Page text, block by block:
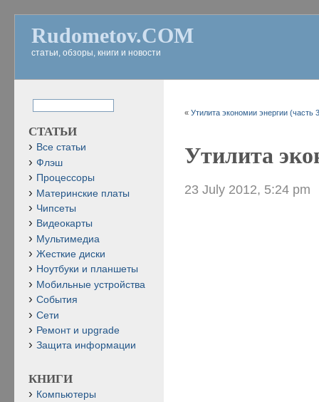
Rudometov.COM
статьи, обзоры, книги и новости
«Утилита экономии энергии (часть
Утилита
23 July 2012, 5:24 pm
СТАТЬИ
Все статьи
Флэш
Процессоры
Материнские платы
Чипсеты
Видеокарты
Мультимедиа
Жесткие диски
Ноутбуки и планшеты
Мобильные устройства
События
Сети
Ремонт и upgrade
Защита информации
КНИГИ
Компьютеры